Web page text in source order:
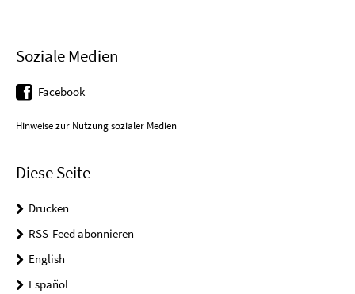
Soziale Medien
Facebook
Hinweise zur Nutzung sozialer Medien
Diese Seite
Drucken
RSS-Feed abonnieren
English
Español